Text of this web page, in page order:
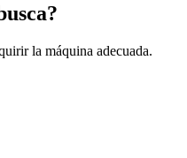
la máquina adecuada.